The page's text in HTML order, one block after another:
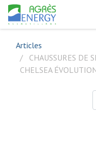
Articles
CHAUSSURES DE
CHELSEA